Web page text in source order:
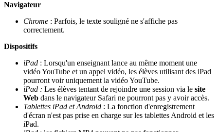
Navigateur
Chrome : Parfois, le texte souligné ne s'affiche pas
correctement.
Dispositifs
iPad : Lorsqu'un enseignant lance au même moment une
vidéo YouTube et un appel vidéo, les élèves utilisant des iPad
pourront voir uniquement la vidéo YouTube.
iPad : Les élèves tentant de rejoindre une session via le site
Web dans le navigateur Safari ne pourront pas y avoir accès.
Tablettes iPad et Android : La fonction d'enregistrement
d'écran n'est pas prise en charge sur les tablettes Android et les
iPad.